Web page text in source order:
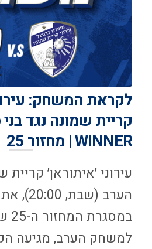
לקראת המשחק:
קריית שמונה נגד
WINNER | מחזור 25
עירוני ׳איתוראן׳
הערב
למשחק הערב, מגיעה